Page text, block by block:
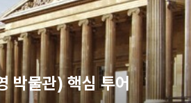
박물관) 핵심 투어